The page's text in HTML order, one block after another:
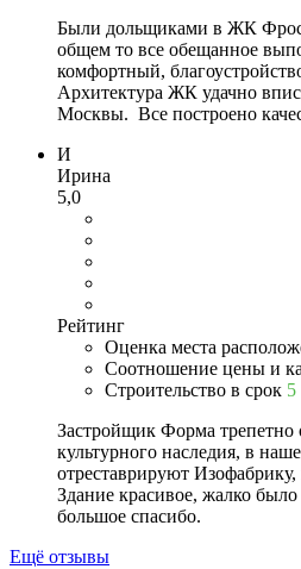
Были дольщиками в ЖК
общем то все обещанное
комфортный,
Архитектура ЖК удачно
Москвы. Все построено
И
Ирина
5,0
Рейтинг
Оценка места
Соотношение цены и
Строительство в срок 5
Застройщик Форма трепетно
культурного наследия, в
отреставрируют
Здание красивое, жалко
большое спасибо.
Ещё отзывы